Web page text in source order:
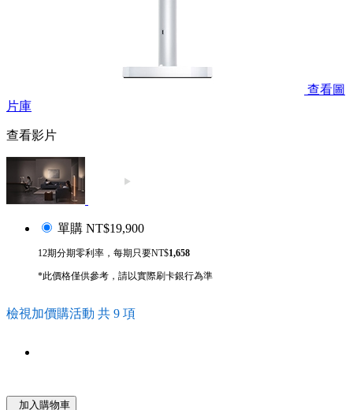
查看圖
片庫
查看影片
單購 NT$19,900
12期分期零利率，每期只要NT$1,658
*此價格僅供參考，請以實際刷卡銀行為準
檢視加價購活動 共 9 項
加入購物車